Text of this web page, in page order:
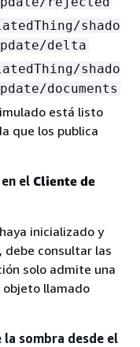
shado
delta
shado
documents
está listo
que los publica
el Cliente de
inicializado y
debe consultar las
solo admite una
objeto llamado
sombra desde el